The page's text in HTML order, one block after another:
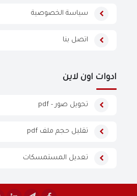
سياسة الخصوصية
اتصل بنا
ادوات اون لاين
تحويل صور - pdf
تقليل حجم ملف pdf
تعديل المستمسكات